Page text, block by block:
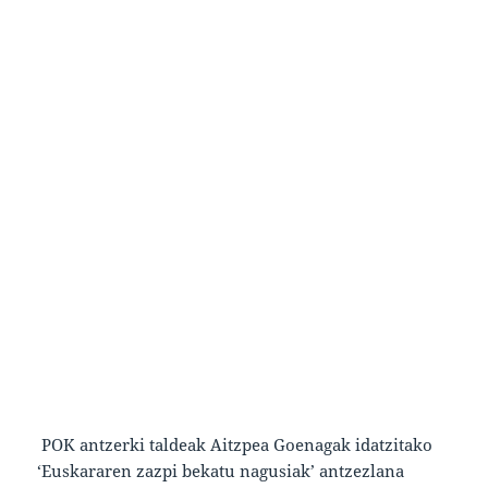
POK antzerki taldeak Aitzpea Goenagak idatzitako
‘Euskararen zazpi bekatu nagusiak’ antzezlana